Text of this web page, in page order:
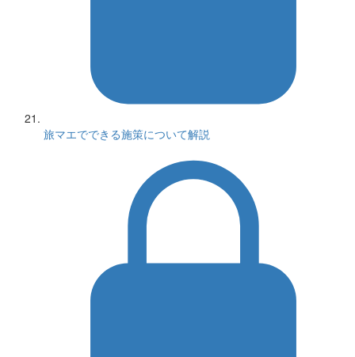
旅マエでできる施策について解説